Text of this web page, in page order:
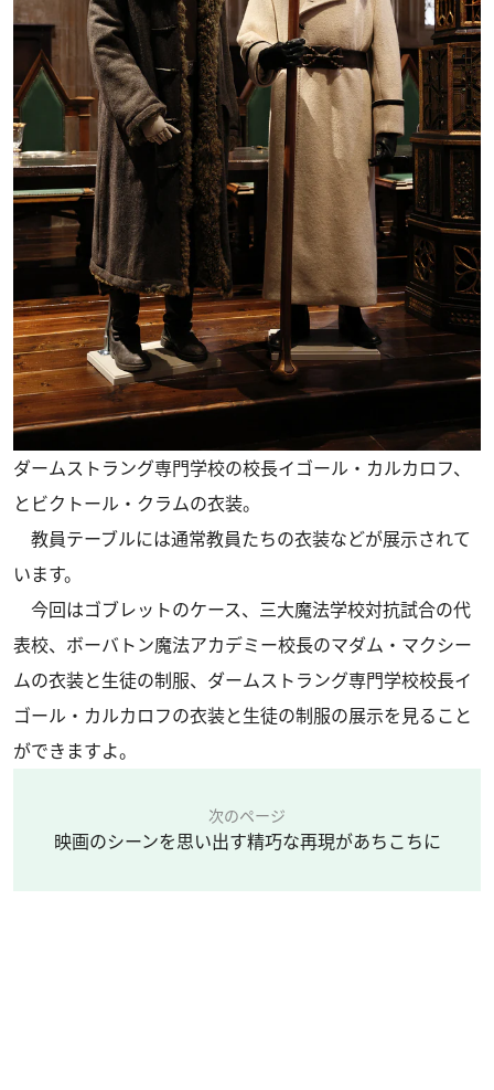
ダームストラング専門学校の校長イゴール・カルカロフ、
とビクトール・クラムの衣装。
教員テーブルには通常教員たちの衣装などが展示されて
います。
今回はゴブレットのケース、三大魔法学校対抗試合の代
表校、ボーバトン魔法アカデミー校長のマダム・マクシー
ムの衣装と生徒の制服、ダームストラング専門学校校長イ
ゴール・カルカロフの衣装と生徒の制服の展示を見ること
ができますよ。
次のページ
映画のシーンを思い出す精巧な再現があちこちに